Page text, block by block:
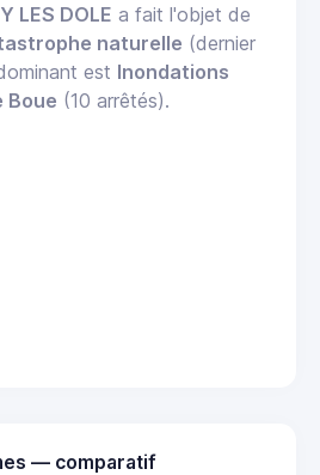
LES DOLE a fait l'objet de
naturelle (dernier
est Inondations
Boue (10 arrêtés).
— comparatif